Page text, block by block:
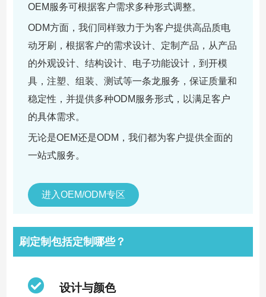
OEM服务可根据客户需求多种形式调整。
ODM方面，我们同样致力于为客户提供高品质电
动牙刷，根据客户的需求设计、定制产品，从产品
的外观设计、结构设计、电子功能设计，到开模
具，注塑、组装、测试等一条龙服务，保证质量和
稳定性，并提供多种ODM服务形式，以满足客户
的具体需求。
无论是OEM还是ODM，我们都为客户提供全面的
一站式服务。
进入OEM/ODM专区
刷定制包括定制哪些？
设计与颜色